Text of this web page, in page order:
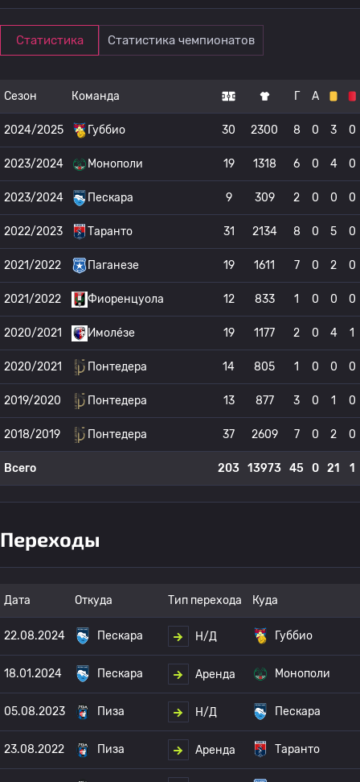
Статистика Статистика чемпионатов
Сезон Команда Г А
2024/2025 Губбио 30 2300 8 0 3 0
2023/2024 Монополи 19 1318 6 0 4 0
2023/2024 Пескара 9 309 2 0 0 0
2022/2023 Таранто 31 2134 8 0 5 0
2021/2022 Паганезе 19 1611 7 0 2 0
2021/2022 Фиоренцуола 12 833 1 0 0 0
2020/2021 Имоле́зе 19 1177 2 0 4 1
2020/2021 Понтедера 14 805 1 0 0 0
2019/2020 Понтедера 13 877 3 0 1 0
2018/2019 Понтедера 37 2609 7 0 2 0
Всего 203 13973 45 0 21 1
Переходы
Дата Откуда Тип перехода Куда
22.08.2024 Пескара Н/Д Губбио
18.01.2024 Пескара Аренда Монополи
05.08.2023 Пиза Н/Д Пескара
23.08.2022 Пиза Аренда Таранто